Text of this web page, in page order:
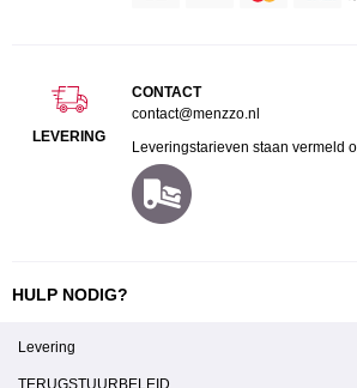
LEVERING
CONTACT
contact@menzzo.nl
Leveringstarieven staan vermeld
HULP NODIG?
Levering
TERUGSTUURBELEID